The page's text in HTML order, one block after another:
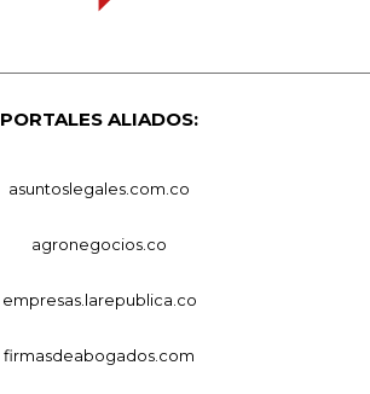
PORTALES ALIADOS:
asuntoslegales.com.co
agronegocios.co
empresas.larepublica.co
firmasdeabogados.com